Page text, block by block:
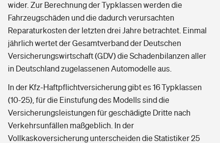
wider. Zur Berechnung der Typklassen werden die
Fahrzeugschäden und die dadurch verursachten
Reparaturkosten der letzten drei Jahre betrachtet. Einmal
jährlich wertet der Gesamtverband der Deutschen
Versicherungswirtschaft (GDV) die Schadenbilanzen aller
in Deutschland zugelassenen Automodelle aus.
In der Kfz-Haftpflichtversicherung gibt es 16 Typklassen
(10-25), für die Einstufung des Modells sind die
Versicherungsleistungen für geschädigte Dritte nach
Verkehrsunfällen maßgeblich. In der
Vollkaskoversicherung unterscheiden die Statistiker 25